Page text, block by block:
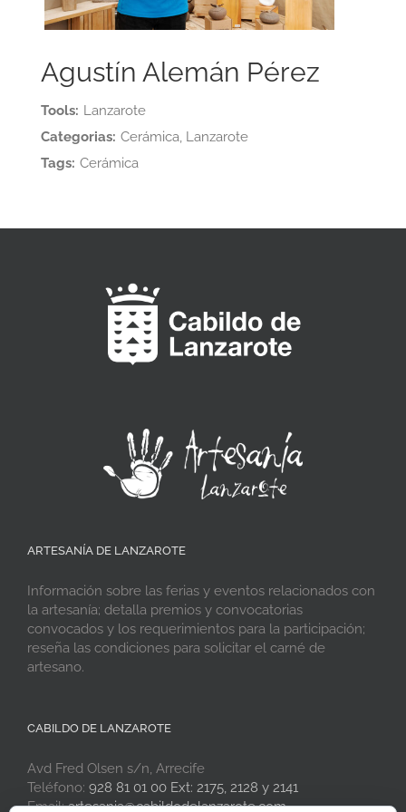
Agustín Alemán Pérez
Tools: Lanzarote
Categorias: Cerámica, Lanzarote
Tags: Cerámica
ARTESANÍA DE LANZAROTE
Información sobre las ferias y eventos relacionados con
la artesanía; detalla premios y convocatorias
convocados y los requerimientos para la participación;
reseña las condiciones para solicitar el carné de
artesano.
CABILDO DE LANZAROTE
Avd Fred Olsen s/n, Arrecife
Teléfono: 928 81 01 00 Ext: 2175, 2128 y 2141
Email:artesania@cabildodelanzarote.com